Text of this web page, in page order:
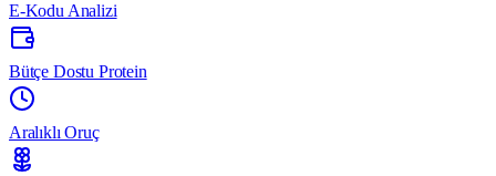
E-Kodu Analizi
Bütçe Dostu Protein
Aralıklı Oruç